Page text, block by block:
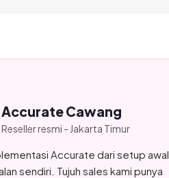
Accurate Cawang
Reseller resmi - Jakarta Timur
Accurate dari setup awal
sendiri. Tujuh sales kami punya